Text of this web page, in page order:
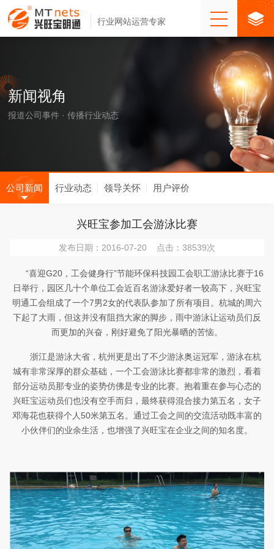
行业网站运营专家
新闻视角
报道公司事件 · 传播行业动态
公司新闻 行业动态 领导关怀 用户评价
兴旺宝参加工会游泳比赛
发布日期：2016-07-20 点击：38539次
“喜迎G20，工会健身行”节能环保科技园工会职工游泳比赛于16
日举行，园区几十个单位工会近百名游泳爱好者一较高下，兴旺宝
明通工会组成了一个7男2女的代表队参加了所有项目。杭城的周六
下起了大雨，但这并没有阻挡大家的脚步，雨中游泳让运动员们反
而更加的兴奋，刚好避免了阳光暴晒的苦恼。
浙江是游泳大省，杭州更是出了不少游泳奥运冠军，游泳在杭
城有非常深厚的群众基础，一个工会游泳比赛都非常的激烈，看着
部分运动员那专业的姿势仿佛是专业的比赛。抱着重在参与心态的
兴旺宝运动员们也没有空手而归，最终获得混合接力第五名，女子
邓海花也获得个人50米第五名。通过工会之间的交流活动既丰富的
小伙伴们的业余生活，也增强了兴旺宝在企业之间的知名度。